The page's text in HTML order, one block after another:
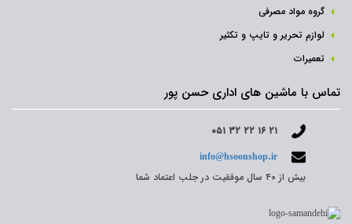
گروه مواد مصرفی
لوازم تحریر و تایپ و تکثیر
تعمیرات
تماس با ماشین های اداری حسن پور
۰۵۱ ۳۲ ۲۲ ۱۶ ۲۱
info@hsoonshop.ir
بیش از ۴۰ سال موفقیت در جلب اعتماد شما